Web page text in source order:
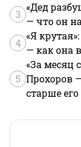
3
«Дед
— что он
4
«Я
— как она
5
«За месяц
Прохоров
старше его